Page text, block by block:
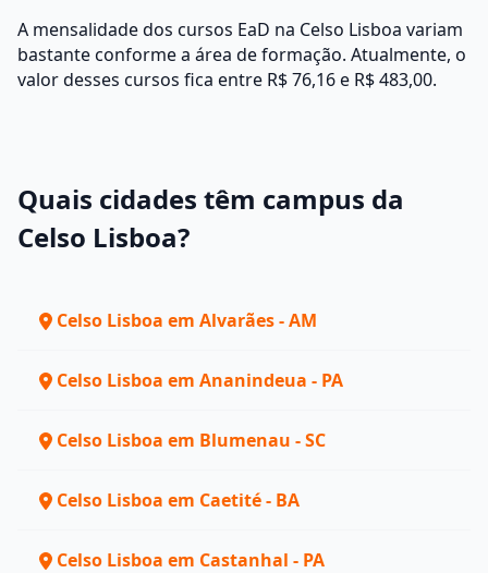
A mensalidade dos cursos EaD na Celso Lisboa variam
bastante conforme a área de formação. Atualmente, o
valor desses cursos fica entre R$ 76,16 e R$ 483,00.
Quais cidades têm campus da
Celso Lisboa?
Celso Lisboa em Alvarães - AM
Celso Lisboa em Ananindeua - PA
Celso Lisboa em Blumenau - SC
Celso Lisboa em Caetité - BA
Celso Lisboa em Castanhal - PA